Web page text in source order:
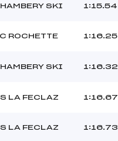
SKI 1:15.54
ROCHETTE 1:16.25
SKI 1:16.32
LA FECLAZ 1:16.67
LA FECLAZ 1:16.73